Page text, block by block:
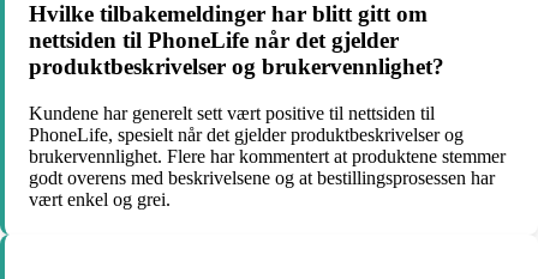
Hvilke tilbakemeldinger har blitt gitt om
nettsiden til PhoneLife når det gjelder
produktbeskrivelser og brukervennlighet?
Kundene har generelt sett vært positive til nettsiden til
PhoneLife, spesielt når det gjelder produktbeskrivelser og
brukervennlighet. Flere har kommentert at produktene stemmer
godt overens med beskrivelsene og at bestillingsprosessen har
vært enkel og grei.